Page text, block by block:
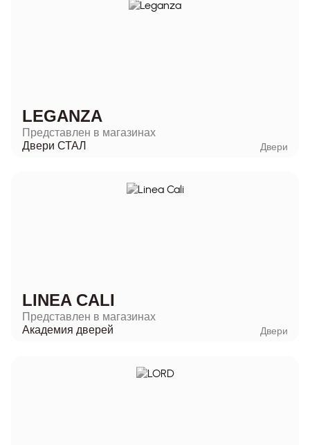
LEGANZA
Представлен в магазинах
Двери СТАЛ
Двери
LINEA CALI
Представлен в магазинах
Академия дверей
Двери